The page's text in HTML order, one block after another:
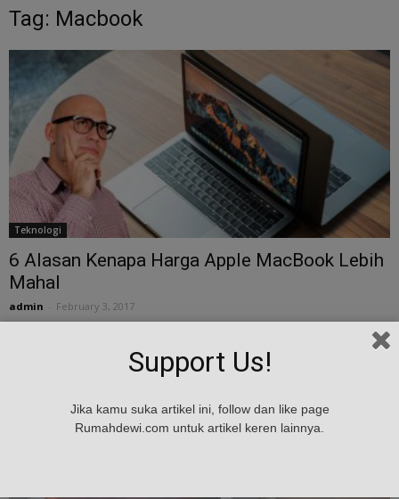
Tag: Macbook
Teknologi
6 Alasan Kenapa Harga Apple MacBook Lebih
Mahal
admin February 3, 2017
yang jadi produk andalan Apple. Di ranah PC Apple punya iMac dan
Support Us!
Jika kamu suka artikel ini, follow dan like page
Rumahdewi.com untuk artikel keren lainnya.